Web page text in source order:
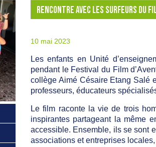
RENCONTRE AVEC LES SURFEURS DU
10 mai 2023
Les enfants en Unité
pendant le Festival du Film
collège Aimé Césaire Etang Salé
professeurs, éducateurs
Le film raconte la vie de trois
inspirantes partageant la même
accessible. Ensemble, ils se sont
associations et entreprises